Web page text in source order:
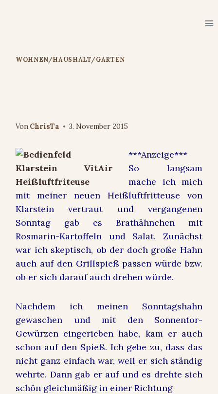
WOHNEN/HAUSHALT/GARTEN
Von ChrisTa 3. November 2015
***Anzeige***
So langsam
mache ich mich
mit meiner neuen Heißluftfritteuse von
Klarstein vertraut und vergangenen
Sonntag gab es Brathähnchen mit
Rosmarin-Kartoffeln und Salat. Zunächst
war ich skeptisch, ob der doch große Hahn
auch auf den Grillspieß passen würde bzw.
ob er sich darauf auch drehen würde.
Nachdem ich meinen Sonntagshahn
gewaschen und mit den Sonnentor-
Gewürzen eingerieben habe, kam er auch
schon auf den Spieß. Ich gebe zu, dass das
nicht ganz einfach war, weil er sich ständig
wehrte. Dann gab er auf und es drehte sich
schön gleichmäßig in einer Richtung